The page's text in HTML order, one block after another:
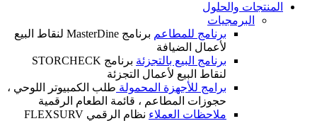
المنتجات والحلول
البرمجيات
برنامج للمطاعم
برنامج MasterDine لنقاط البيع
لأعمال الضيافة
برنامج البيع بالتجزئة
برنامج STORCHECK
لنقاط البيع لأعمال التجزئة
برامج للأجهزة المحمولة طلب الكمبيوتر اللوحي ،
حجوزات المطاعم ، قائمة الطعام الرقمية
ملاحظات العملاء
نظام الرقمي FLEXSURV